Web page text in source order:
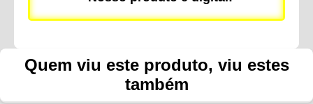
Quem viu este produto, viu estes
também